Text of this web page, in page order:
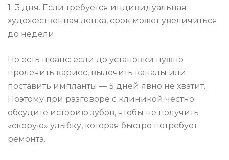
1–3 дня. Если требуется индивидуальная
художественная лепка, срок может увеличиться
до недели.
Но есть нюанс: если до установки нужно
пролечить кариес, вылечить каналы или
поставить импланты — 5 дней явно не хватит.
Поэтому при разговоре с клиникой честно
обсудите историю зубов, чтобы не получить
«скорую» улыбку, которая быстро потребует
ремонта.